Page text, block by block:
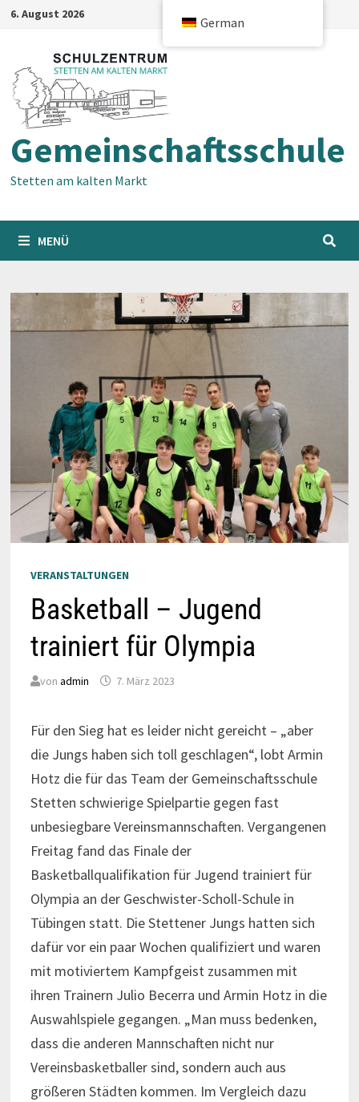
Zum6. August 2026
Gemeinschaftsschule
Stetten am kalten Markt
MENÜ
VERANSTALTUNGEN
Basketball – Jugend
trainiert für Olympia
von admin 7. März 2023
Für den Sieg hat es leider nicht gereicht – „aber
die Jungs haben sich toll geschlagen“, lobt Armin
Hotz die für das Team der Gemeinschaftsschule
Stetten schwierige Spielpartie gegen fast
unbesiegbare Vereinsmannschaften. Vergangenen
Freitag fand das Finale der
Basketballqualifikation für Jugend trainiert für
Olympia an der Geschwister-Scholl-Schule in
Tübingen statt. Die Stettener Jungs hatten sich
dafür vor ein paar Wochen qualifiziert und waren
mit motiviertem Kampfgeist zusammen mit
ihren Trainern Julio Becerra und Armin Hotz in die
Auswahlspiele gegangen. „Man muss bedenken,
dass die anderen Mannschaften nicht nur
Vereinsbasketballer sind, sondern auch aus
größeren Städten kommen. Im Vergleich dazu
German